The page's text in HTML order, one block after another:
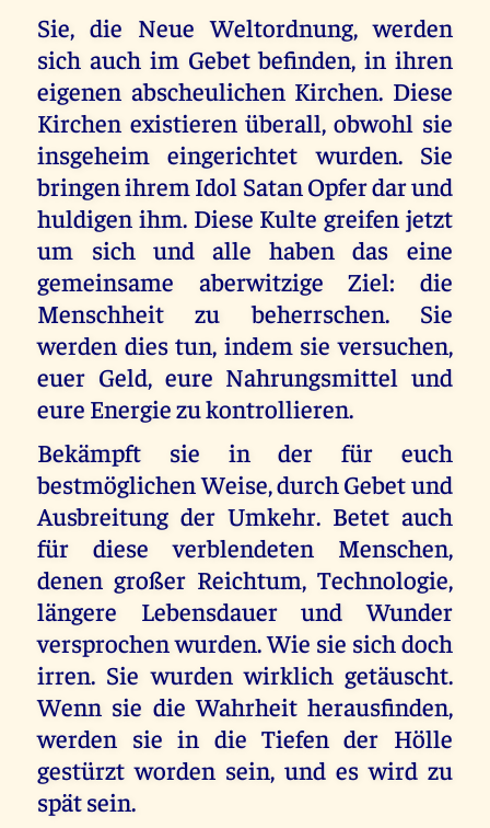
Sie, die Neue Weltordnung, werden
sich auch im Gebet befinden, in ihren
eigenen abscheulichen Kirchen. Diese
Kirchen existieren überall, obwohl sie
insgeheim eingerichtet wurden. Sie
bringen ihrem Idol Satan Opfer dar und
huldigen ihm. Diese Kulte greifen jetzt
um sich und alle haben das eine
gemeinsame aberwitzige Ziel: die
Menschheit zu beherrschen. Sie
werden dies tun, indem sie versuchen,
euer Geld, eure Nahrungsmittel und
eure Energie zu kontrollieren.
Bekämpft sie in der für euch
bestmöglichen Weise, durch Gebet und
Ausbreitung der Umkehr. Betet auch
für diese verblendeten Menschen,
denen großer Reichtum, Technologie,
längere Lebensdauer und Wunder
versprochen wurden. Wie sie sich doch
irren. Sie wurden wirklich getäuscht.
Wenn sie die Wahrheit herausfinden,
werden sie in die Tiefen der Hölle
gestürzt worden sein, und es wird zu
spät sein.